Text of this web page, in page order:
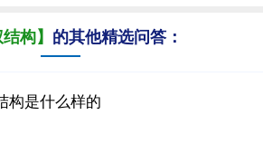
构】 的其他精选问答：
构是什么样的